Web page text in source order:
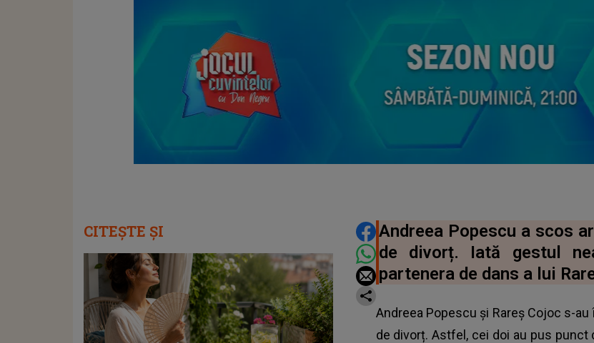
DISTRIBUIE ARTICOLUL
Andreea Popescu a scos
de divorț. Iată gestul
partenera de dans a lui
Andreea Popescu și Rareș Cojoc s-
de divorț. Astfel, cei doi au pus
CITEȘTE ȘI